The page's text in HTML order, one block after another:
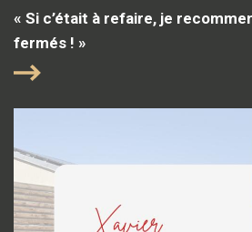
« Si c’était à refaire, je
fermés ! »